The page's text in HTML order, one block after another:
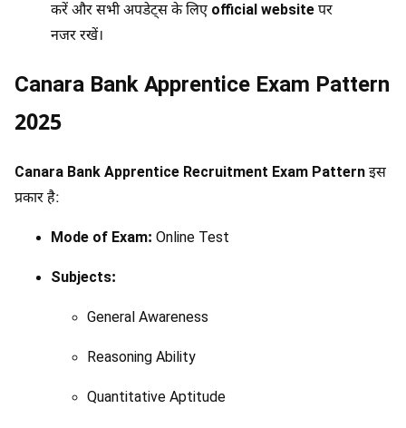
करें और सभी अपडेट्स के लिए official websiteपर
नजर रखें।
Canara Bank Apprentice Exam Pattern
2025
Canara Bank Apprentice Recruitment Exam Patternइस
प्रकार है:
Mode of Exam: Online Test
Subjects:
General Awareness
Reasoning Ability
Quantitative Aptitude